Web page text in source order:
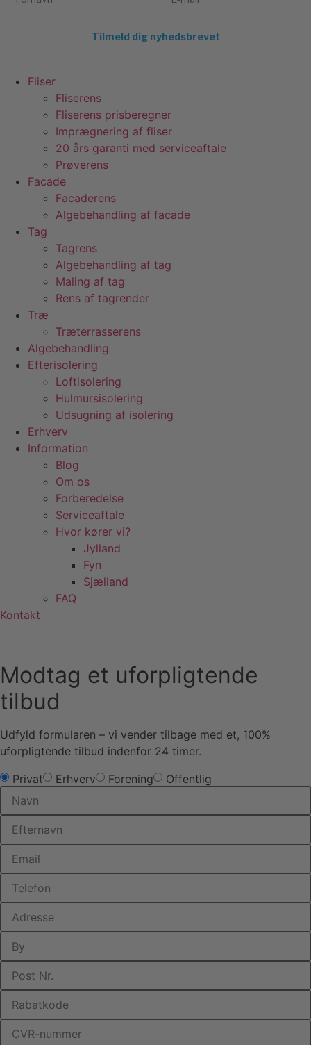
Tilmeld dig nyhedsbrevet
Fliser
Fliserens
Fliserens prisberegner
Imprægnering af fliser
20 års garanti med serviceaftale
Prøverens
Facade
Facaderens
Algebehandling af facade
Tag
Tagrens
Algebehandling af tag
Maling af tag
Rens af tagrender
Træ
Træterrasserens
Algebehandling
Efterisolering
Loftisolering
Hulmursisolering
Udsugning af isolering
Erhverv
Information
Blog
Om os
Forberedelse
Serviceaftale
Hvor kører vi?
Jylland
Fyn
Sjælland
FAQ
Kontakt
Modtag et uforpligtende
tilbud
Udfyld formularen – vi vender tilbage med et, 100%
uforpligtende tilbud indenfor 24 timer.
Privat Erhverv Forening Offentlig